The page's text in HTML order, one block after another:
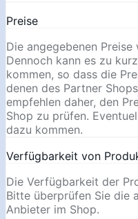
Preise
Die angegebenen
Dennoch kann es zu
kommen, so dass die
denen des Partner
empfehlen daher, den
Shop zu prüfen.
dazu kommen.
Verfügbarkeit von
Die Verfügbarkeit der
Bitte überprüfen Sie die
Anbieter im Shop.